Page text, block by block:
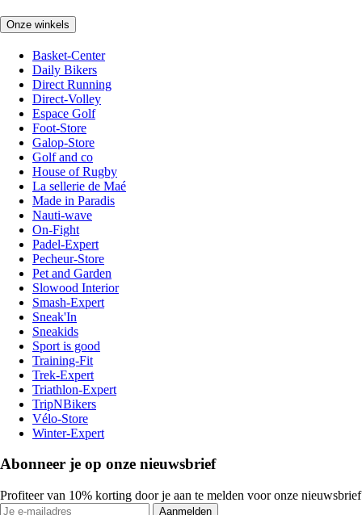
Onze winkels
Basket-Center
Daily Bikers
Direct Running
Direct-Volley
Espace Golf
Foot-Store
Galop-Store
Golf and co
House of Rugby
La sellerie de Maé
Made in Paradis
Nauti-wave
On-Fight
Padel-Expert
Pecheur-Store
Pet and Garden
Slowood Interior
Smash-Expert
Sneak'In
Sneakids
Sport is good
Training-Fit
Trek-Expert
Triathlon-Expert
TripNBikers
Vélo-Store
Winter-Expert
Abonneer je op onze nieuwsbrief
Profiteer van 10% korting door je aan te melden voor onze nieuwsbrief
Aanmelden